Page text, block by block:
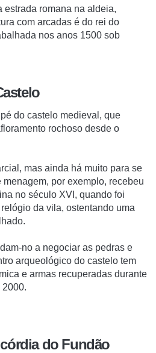
estrada romana na aldeia,
com arcadas é do rei do
nos anos 1500 sob
do castelo medieval, que
rochoso desde o
mas ainda há muito para se
menagem, por exemplo, recebeu
no século XVI, quando foi
da vila, ostentando uma
no a negociar as pedras e
arqueológico do castelo tem
e armas recuperadas durante
do Fundão